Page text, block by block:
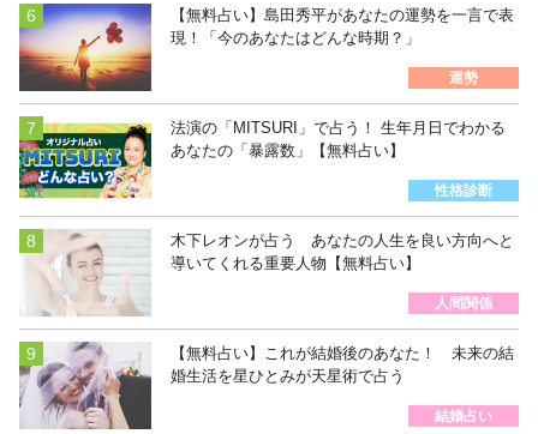
【無料占い】島田秀平があなたの運勢を一言で表
現！「今のあなたはどんな時期？」
運勢
法演の「MITSURI」で占う！ 生年月日でわかる
あなたの「暴露数」【無料占い】
性格診断
木下レオンが占う あなたの人生を良い方向へと
導いてくれる重要人物【無料占い】
人間関係
【無料占い】これが結婚後のあなた！ 未来の結
婚生活を星ひとみが天星術で占う
結婚占い